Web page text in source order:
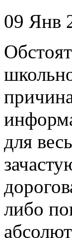
09 Янв
для
либо